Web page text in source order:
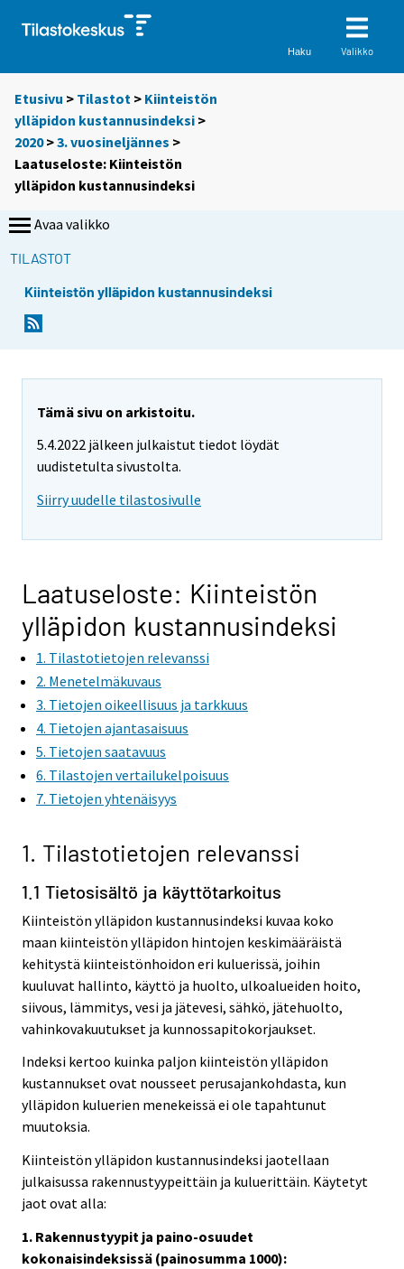
Haku Valikko
Etusivu > Tilastot > Kiinteistön
ylläpidon kustannusindeksi >
2020>3. vuosineljännes >
Laatuseloste: Kiinteistön
ylläpidon kustannusindeksi
Avaa valikko
TILASTOT
Kiinteistön ylläpidon kustannusindeksi
Tämä sivu on arkistoitu.
5.4.2022 jälkeen julkaistut tiedot löydät
uudistetulta sivustolta.
Siirry uudelle tilastosivulle
Laatuseloste: Kiinteistön
ylläpidon kustannusindeksi
1. Tilastotietojen relevanssi
2. Menetelmäkuvaus
3. Tietojen oikeellisuus ja tarkkuus
4. Tietojen ajantasaisuus
5. Tietojen saatavuus
6. Tilastojen vertailukelpoisuus
7. Tietojen yhtenäisyys
1. Tilastotietojen relevanssi
1.1 Tietosisältö ja käyttötarkoitus
Kiinteistön ylläpidon kustannusindeksi kuvaa koko
maan kiinteistön ylläpidon hintojen keskimääräistä
kehitystä kiinteistönhoidon eri kuluerissä, joihin
kuuluvat hallinto, käyttö ja huolto, ulkoalueiden hoito,
siivous, lämmitys, vesi ja jätevesi, sähkö, jätehuolto,
vahinkovakuutukset ja kunnossapitokorjaukset.
Indeksi kertoo kuinka paljon kiinteistön ylläpidon
kustannukset ovat nousseet perusajankohdasta, kun
ylläpidon kuluerien menekeissä ei ole tapahtunut
muutoksia.
Kiinteistön ylläpidon kustannusindeksi jaotellaan
julkaisussa rakennustyypeittäin ja kuluerittäin. Käytetyt
jaot ovat alla:
1. Rakennustyypit ja paino-osuudet
kokonaisindeksissä (painosumma 1000):